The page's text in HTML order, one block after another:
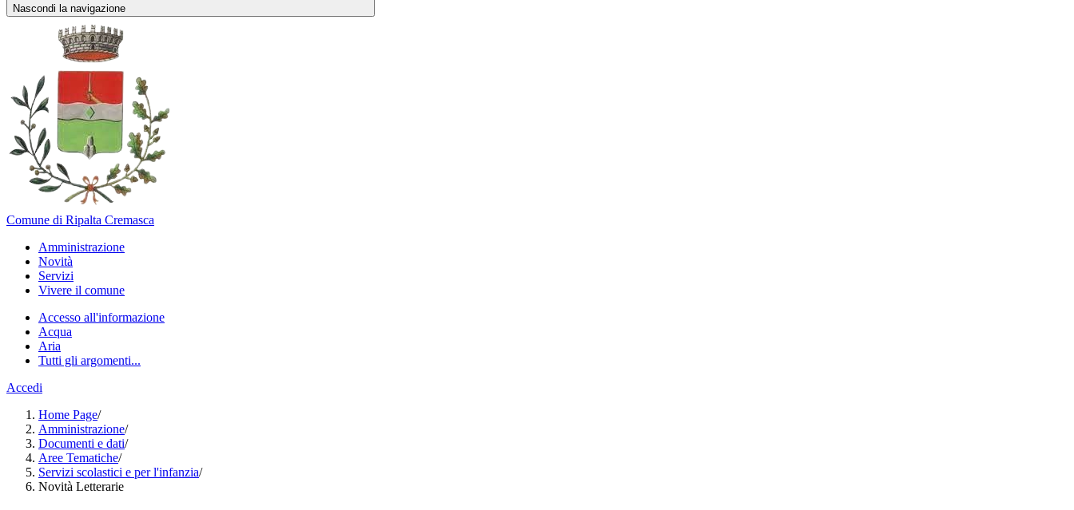
Nascondi la navigazione
Comune di Ripalta Cremasca
Amministrazione
Novità
Servizi
Vivere il comune
Accesso all'informazione
Acqua
Aria
Tutti gli argomenti...
Accedi
Home Page/
Amministrazione/
Documenti e dati/
Aree Tematiche/
Servizi scolastici e per l'infanzia/
Novità Letterarie